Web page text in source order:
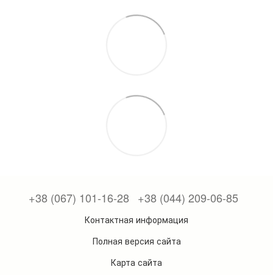
+38 (067) 101-16-28 +38 (044) 209-06-85
Контактная информация
Полная версия сайта
Карта сайта